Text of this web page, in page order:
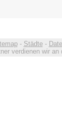
- Städte-
verdienen wir an